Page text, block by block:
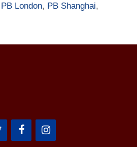
PB London, PB Shanghai,